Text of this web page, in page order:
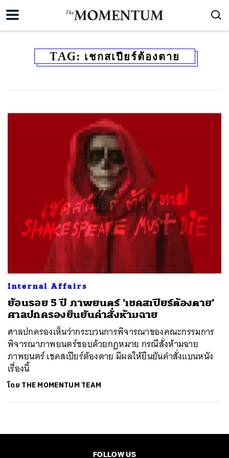
TAG: เชกสเปียร์ต้องตาย
Internal Affairs
​ย้อนรอย 5 ปี ภาพยนตร์ ‘เชคสเปียร์ต้องตาย’
ศาลปกครองยืนยันคำสั่งห้ามฉาย
ศาลปกครองเห็นว่ากระบวนการพิจารณาของคณะกรรมการ
พิจารณาภาพยนตร์ชอบด้วยกฎหมาย กรณีสั่งห้ามฉาย
ภาพยนตร์ เชคสเปียร์ต้องตาย มีผลให้ยืนยันคำสั่งแบนหนัง
เรื่องนี้
โดย THE MOMENTUM TEAM
FOLLOW US